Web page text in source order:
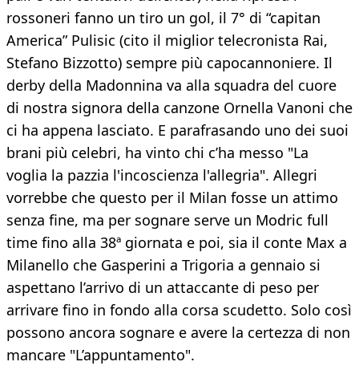
rossoneri fanno un tiro un gol, il 7° di “capitan
America” Pulisic (cito il miglior telecronista Rai,
Stefano Bizzotto) sempre più capocannoniere. Il
derby della Madonnina va alla squadra del cuore
di nostra signora della canzone Ornella Vanoni che
ci ha appena lasciato. E parafrasando uno dei suoi
brani più celebri, ha vinto chi c’ha messo "La
voglia la pazzia l'incoscienza l'allegria". Allegri
vorrebbe che questo per il Milan fosse un attimo
senza fine, ma per sognare serve un Modric full
time fino alla 38ª giornata e poi, sia il conte Max a
Milanello che Gasperini a Trigoria a gennaio si
aspettano l’arrivo di un attaccante di peso per
arrivare fino in fondo alla corsa scudetto. Solo così
possono ancora sognare e avere la certezza di non
mancare "L’appuntamento".